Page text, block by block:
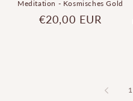
Meditation - Kosmisches Gold
Normaler
€20,00 EUR
1